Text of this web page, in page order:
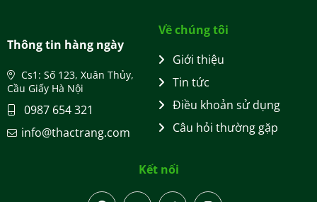
Thông tin hàng ngày
Cs1: Số 123, Xuân Thủy,
Cầu Giấy Hà Nội
0987 654 321
info@thactrang.com
Về chúng tôi
Giới thiệu
Tin tức
Điều khoản sử dụng
Câu hỏi thường gặp
Kết nối